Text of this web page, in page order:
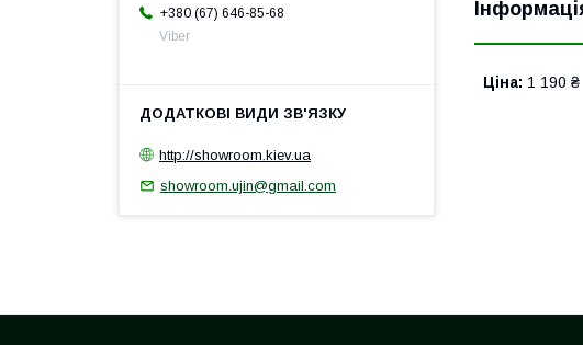
Ціна: 1 190 ₴
+380 (67) 646-85-68
Viber
http://showroom.kiev.ua
showroom.ujin@gmail.com